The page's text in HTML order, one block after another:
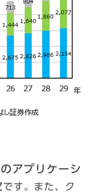
アプリケーシ
です。また、ク